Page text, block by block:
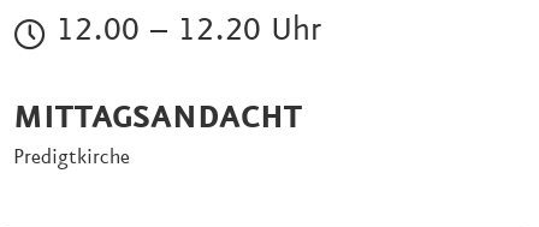
12.00 – 12.20 Uhr
MITTAGSANDACHT
Predigtkirche